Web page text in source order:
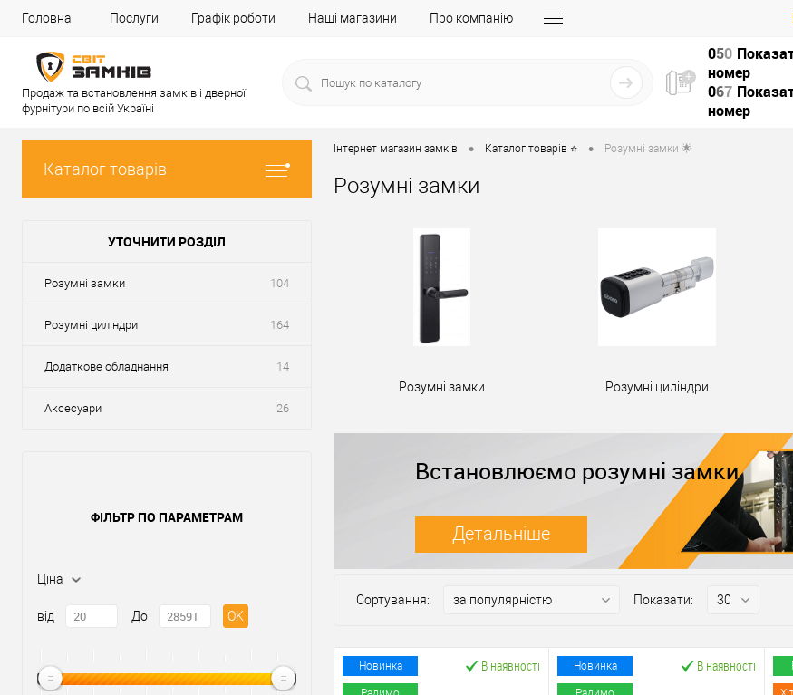
Головна Послуги Графік роботи Наші магазини Про компанію
Продаж та встановлення замків і дверної
фурнітури по всій Україні
050
номер
067
номер
Каталог товарів
УТОЧНИТИ РОЗДІЛ
Розумні замки 104
Розумні циліндри 164
Додаткове обладнання 14
Аксесуари 26
ФІЛЬТР ПО ПАРАМЕТРАМ
Ціна
від До OK
Інтернет магазин замків • Каталог товарів ⭐ • Розумні замки 🌟
Розумні замки
Розумні замки Розумні циліндри
Встановлюємо розумні замки
Детальніше
Сортування: Показати:
Новинка В наявності Новинка В наявності